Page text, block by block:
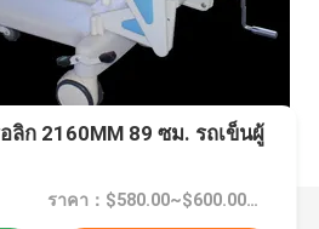
ลิก 2160MM 89 ซม. รถเข็นผู้
ราคา：$580.00~$600.00/Pieces >=20 Pieces